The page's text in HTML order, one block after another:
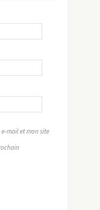
mail et mon site